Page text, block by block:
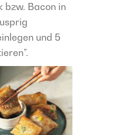
bzw. Bacon in
und 5